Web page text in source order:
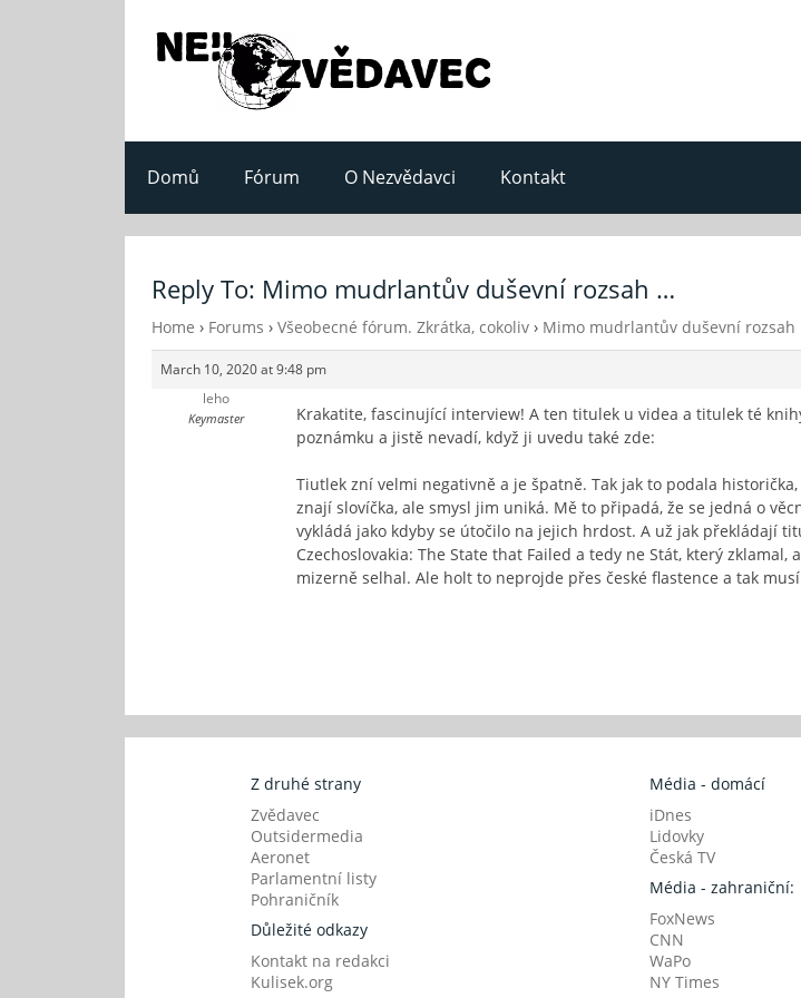
Domů Fórum O Nezvědavci Kontakt
Reply To: Mimo mudrlantův duševní rozsah …
Home › Forums › Všeobecné fórum. Zkrátka, cokoliv › Mimo mudrlantův duševní rozsah
March 10, 2020 at 9:48 pm
leho
Keymaster
Krakatite, fascinující interview! A ten titulek u videa a titulek té
poznámku a jistě nevadí, když ji uvedu také zde:
Tiutlek zní velmi negativně a je špatně. Tak jak to podala
znají slovíčka, ale smysl jim uniká. Mě to připadá, že se jedná o
vykládá jako kdyby se útočilo na jejich hrdost. A už jak překládají
Czechoslovakia: The State that Failed a tedy ne Stát, který
mizerně selhal. Ale holt to neprojde přes české flastence a tak
Z druhé strany
Zvědavec
Outsidermedia
Aeronet
Parlamentní listy
Pohraničník
Důležité odkazy
Kontakt na redakci
Kulisek.org
Média - domácí
iDnes
Lidovky
Česká TV
Média - zahraniční:
FoxNews
CNN
WaPo
NY Times